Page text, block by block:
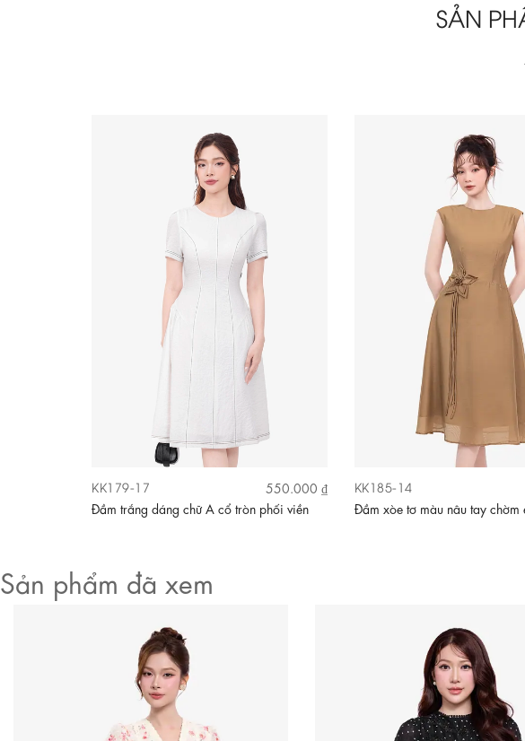
SẢN
KK179-17
550.000 ₫
Đầm trắng dáng chữ A cổ tròn phối viền
KK185-14
Đầm xòe tơ màu nâu tay chờm
Sản phẩm đã xem